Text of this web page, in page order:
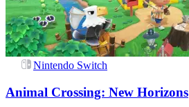
Nintendo Switch
Animal Crossing: New Horizons